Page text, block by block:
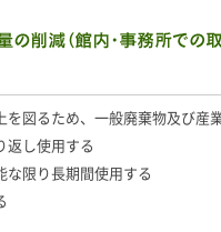
図るため、一般廃棄物及び産
返し使用する
な限り長期間使用する